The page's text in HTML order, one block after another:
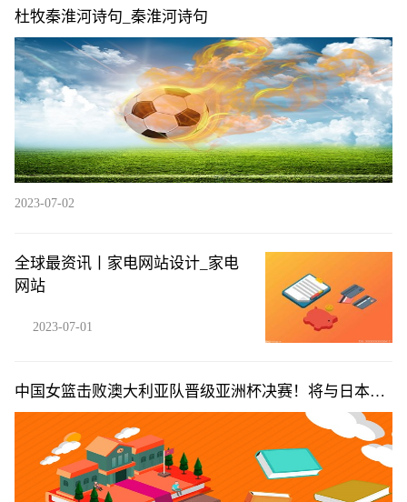
杜牧秦淮河诗句_秦淮河诗句
2023-07-02
全球最资讯丨家电网站设计_家电
网站
2023-07-01
中国女篮击败澳大利亚队晋级亚洲杯决赛！将与日本女
篮争冠|每日热闻